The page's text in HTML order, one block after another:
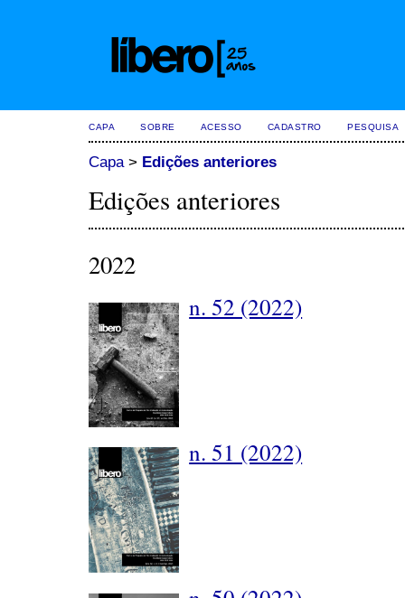
CAPA SOBRE ACESSO CADASTRO PESQUISA
Capa> Edições anteriores
Edições anteriores
2022
n. 52 (2022)
n. 51 (2022)